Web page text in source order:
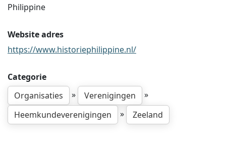
Philippine
Website adres
https://www.historiephilippine.nl/
Categorie
Organisaties
» Verenigingen
»
Heemkundeverenigingen
» Zeeland